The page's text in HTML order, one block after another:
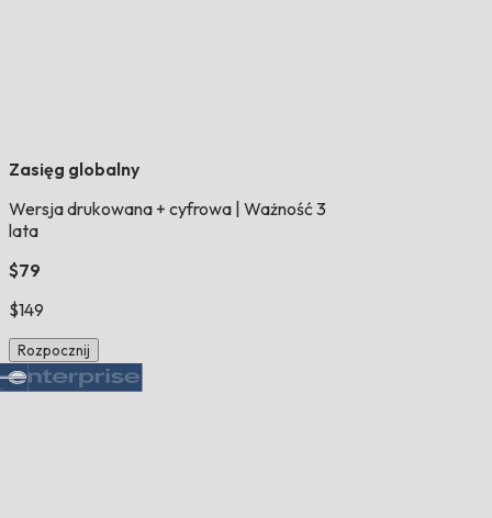
Zasięg globalny
Wersja drukowana + cyfrowa Ważność 3
lata
$79
$149
Rozpocznij